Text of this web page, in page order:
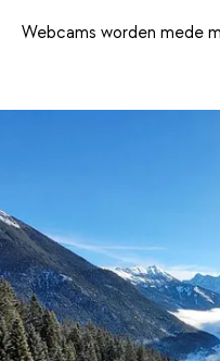
Webcams worden mede